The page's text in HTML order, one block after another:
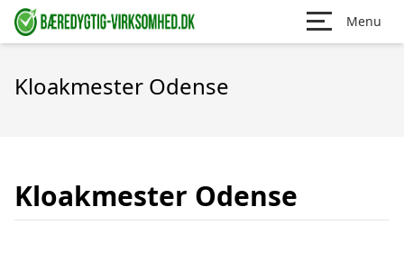
Menu
Kloakmester Odense
Kloakmester Odense